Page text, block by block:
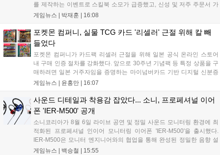
를 제작하는 이벤트로 스킬북 소모가 급증했고, 신성 및 저주 주문서 가
격은 소폭 상승했습니다. 나인 코어 시세는 보합세를 유지 중이며, 신의
수요는 늘었으나 일반 재료는 현상을 유지하고 있으며, 영웅 등급 장비
와 무기는 서버별로 등락을 보이고 있습니다....
게임뉴스 | 박재훈 16:08
포켓몬 컴퍼니, 실물 TCG 카드 '리셀러' 근절 위해 칼 빼
들었다
포켓몬 컴퍼니가 카드팩 리셀러 근절을 위해 일본 공식 온라인 스토어
내 구매 인증 절차를 강화했다. 앞으로 30주년 기념팩 등 특정 상품을 구
매하려면 일본 거주자임을 증명하는 마이넘버카드 기반 디지털 신분증
이 필수다. 해당 상품들은 온라인 추첨제로만 판매되며, 이번 조치는 과
러한 정책이 시장 물량 안정화에 어떤 영향을 미칠지 업계의 이목이 쏠
리고 있다....
게임뉴스 | 윤홍만 16:07
사운드 디테일과 착용감 잡았다... 소니, 프로페셔널 이어
폰 'IER-M500' 공개
소니코리아가 8월 6일 라이브 공연 및 정밀 사운드 모니터링 환경에 최
적화된 프로페셔널 인이어 모니터링 이어폰 'IER-M500'을 출시했다.
IER-M500은 모니터 엔지니어와의 협업을 통해 완성된 정밀한 음향 설
계와 뛰어난 수동 차음 성능을 갖춰, 외부 소음이 많은 환경에서도 디테
게임뉴스 | 백승철 15:55